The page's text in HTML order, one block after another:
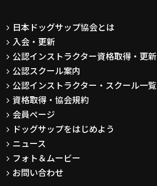
日本ドッグサップ協会とは
入会・更新
公認インストラクター資格取得・更新
公認スクール案内
公認インストラクター・スクール一覧
資格取得・協会規約
会員ページ
ドッグサップをはじめよう
ニュース
フォト＆ムービー
お問い合わせ